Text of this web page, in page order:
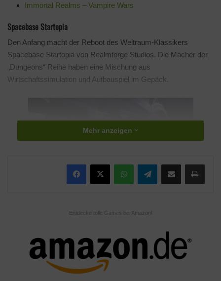
Immortal Realms – Vampire Wars
Spacebase Startopia
Den Anfang macht der Reboot des Weltraum-Klassikers
Spacebase Startopia von Realmforge Studios. Die Macher der
„Dungeons“ Reihe haben eine Mischung aus
Wirtschaftssimulation und Aufbauspiel im Gepäck.
Mehr anzeigen
Telegram
Entdecke tolle Games bei Amazon!